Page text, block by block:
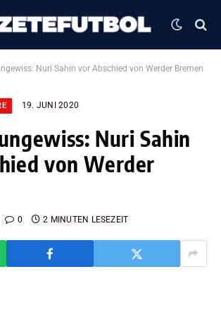
Nuri Sahin vor Abschied von Werder Bremen
19. JUNI 2020
Nuri Sahin
von Werder
0 2 MINUTEN LESEZEIT